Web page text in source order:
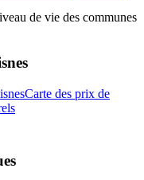
de vie des communes
Carte des prix de